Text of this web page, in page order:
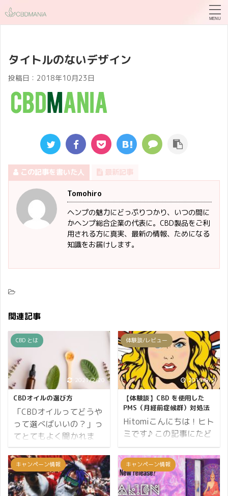
タイトルのないデザイン
投稿日： 2018年10月23日
この記事を書いた人 最新記事
Tomohiro
ヘンプの魅力にどっぷりつかり、いつの間に
かヘンプ総合企業の代表に。CBD製品をご利
用される方に真実、最新の情報、ためになる
知識をお届けします。
関連記事
CBD とは
2021/2/20
CBDオイルの選び方
「CBDオイルってどうや
って選べばいいの？」っ
てとてもよく聞かれま
す。 というわけで、この
記事ではCBDオイルの選
択基準、選択方法につい
てのエントリになりま
体験談/レビュー
2019/9/2
【体験談】CBD を使用した
PMS（月経前症候群）対処法
Hitomiこんにちは！ヒト
ミです♪ この記事にたど
り着いたということは、
アナタもつらい PMS に
悩まされているのです
ね。 私もずっと PMS に
キャンペーン情報 キャンペーン情報